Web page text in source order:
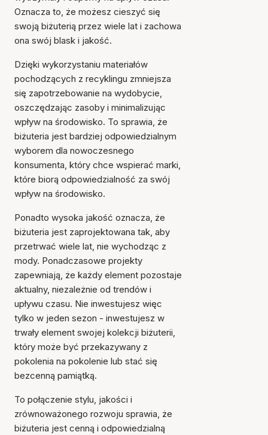
Oznacza to, że możesz cieszyć się
swoją biżuterią przez wiele lat i zachowa
ona swój blask i jakość.
Dzięki wykorzystaniu materiałów
pochodzących z recyklingu zmniejsza
się zapotrzebowanie na wydobycie,
oszczędzając zasoby i minimalizując
wpływ na środowisko. To sprawia, że
biżuteria jest bardziej odpowiedzialnym
wyborem dla nowoczesnego
konsumenta, który chce wspierać marki,
które biorą odpowiedzialność za swój
wpływ na środowisko.
Ponadto wysoka jakość oznacza, że
biżuteria jest zaprojektowana tak, aby
przetrwać wiele lat, nie wychodząc z
mody. Ponadczasowe projekty
zapewniają, że każdy element pozostaje
aktualny, niezależnie od trendów i
upływu czasu. Nie inwestujesz więc
tylko w jeden sezon - inwestujesz w
trwały element swojej kolekcji biżuterii,
który może być przekazywany z
pokolenia na pokolenie lub stać się
bezcenną pamiątką.
To połączenie stylu, jakości i
zrównoważonego rozwoju sprawia, że
biżuteria jest cenną i odpowiedzialną